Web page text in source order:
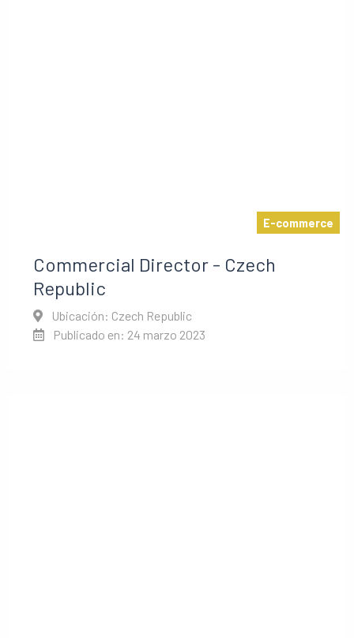
E-commerce
Commercial Director - Czech
Republic
Ubicación: Czech Republic
Publicado en: 24 marzo 2023